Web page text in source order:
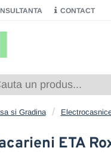
CONTACT
si Gradina
ETA